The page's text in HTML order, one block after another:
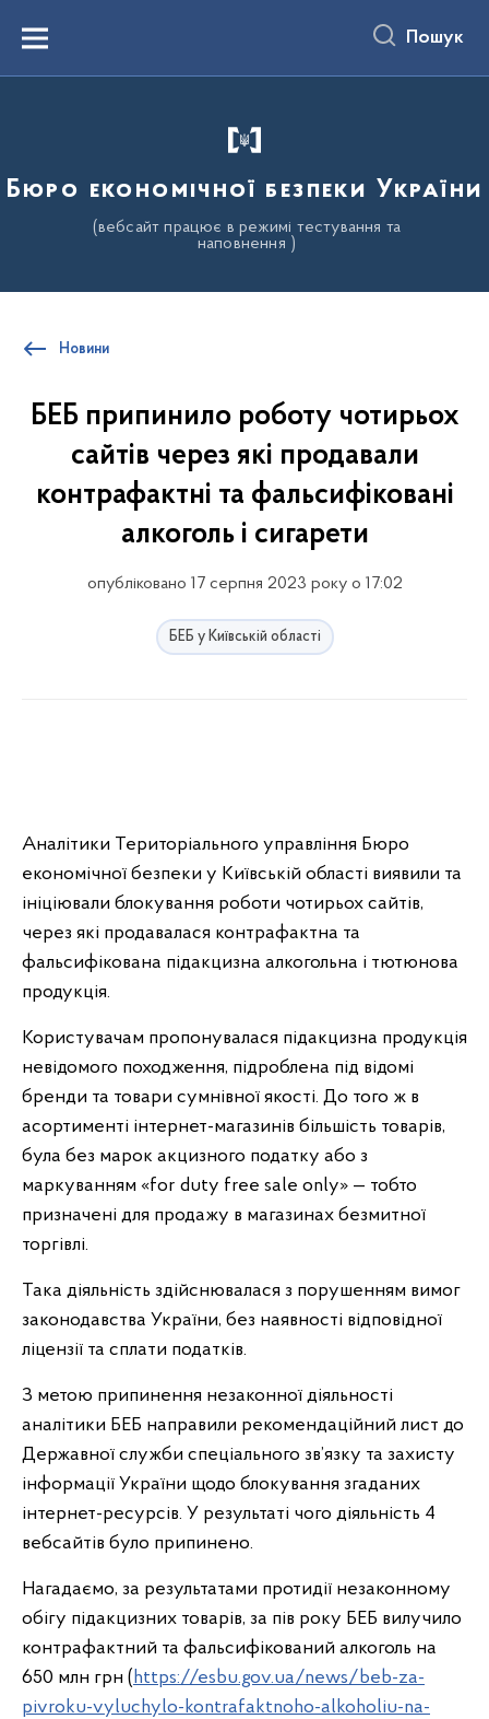
вмістуMenu Пошук
Бюро економічної безпеки України
(вебсайт працює в режимі тестування та
наповнення )
Новини
БЕБ припинило роботу чотирьох
сайтів через які продавали
контрафактні та фальсифіковані
алкоголь і сигарети
опубліковано 17 серпня 2023 року о 17:02
БЕБ у Київській області
Аналітики Територіального управління Бюро
економічної безпеки у Київській області виявили та
ініціювали блокування роботи чотирьох сайтів,
через які продавалася контрафактна та
фальсифікована підакцизна алкогольна і тютюнова
продукція.
Користувачам пропонувалася підакцизна продукція
невідомого походження, підроблена під відомі
бренди та товари сумнівної якості. До того ж в
асортименті інтернет-магазинів більшість товарів,
була без марок акцизного податку або з
маркуванням «for duty free sale only» — тобто
призначені для продажу в магазинах безмитної
торгівлі.
Така діяльність здійснювалася з порушенням вимог
законодавства України, без наявності відповідної
ліцензії та сплати податків.
З метою припинення незаконної діяльності
аналітики БЕБ направили рекомендаційний лист до
Державної служби спеціального зв’язку та захисту
інформації України щодо блокування згаданих
інтернет-ресурсів. У результаті чого діяльність 4
вебсайтів було припинено.
Нагадаємо, за результатами протидії незаконному
обігу підакцизних товарів, за пів року БЕБ вилучило
контрафактний та фальсифікований алкоголь на
650 млн грн (https://esbu.gov.ua/news/beb-za-
pivroku-vyluchylo-kontrafaktnoho-alkoholiu-na-